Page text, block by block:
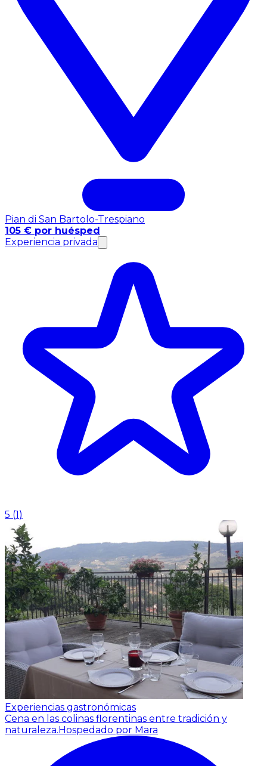
Pian di San Bartolo-Trespiano
105 € por huésped
Experiencia privada
5 (1)
Experiencias gastronómicas
Cena en las colinas florentinas entre tradición y
naturaleza.Hospedado por Mara